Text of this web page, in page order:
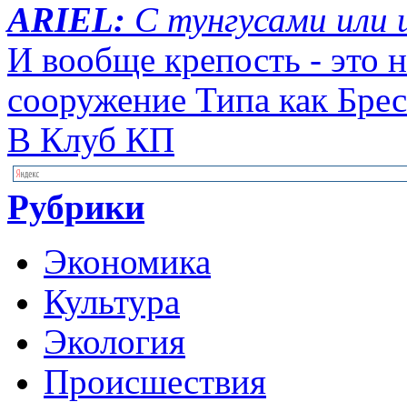
ARIEL: С тунгусами
И вообще крепость - это
сооружение Типа как
В Клуб КП
Рубрики
Экономика
Культура
Экология
Происшествия